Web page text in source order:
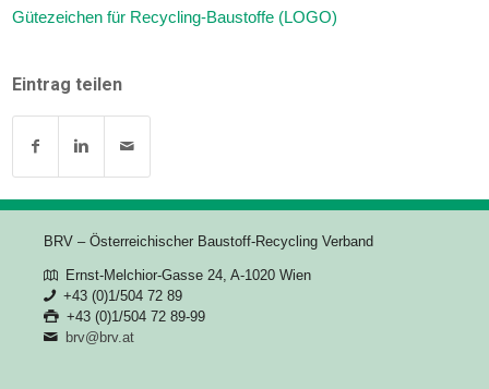
Gütezeichen für Recycling-Baustoffe (LOGO)
Eintrag teilen
BRV – Österreichischer Baustoff-Recycling Verband
Ernst-Melchior-Gasse 24, A-1020 Wien
+43 (0)1/504 72 89
+43 (0)1/504 72 89-99
brv@brv.at